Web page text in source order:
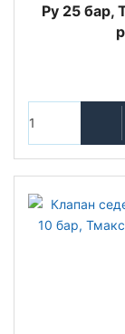
Py 25 бар,